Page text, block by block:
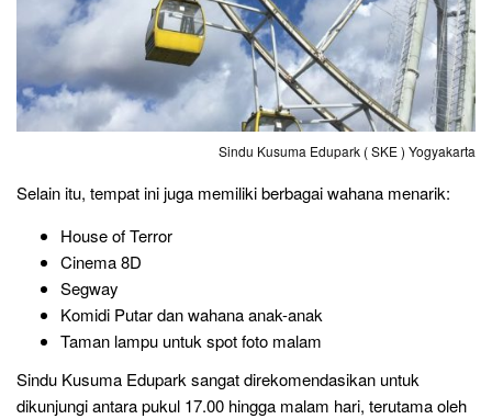
Sindu Kusuma Edupark ( SKE ) Yogyakarta
Selain itu, tempat ini juga memiliki berbagai wahana menarik:
House of Terror
Cinema 8D
Segway
Komidi Putar dan wahana anak-anak
Taman lampu untuk spot foto malam
Sindu Kusuma Edupark sangat direkomendasikan untuk
dikunjungi antara pukul 17.00 hingga malam hari, terutama oleh